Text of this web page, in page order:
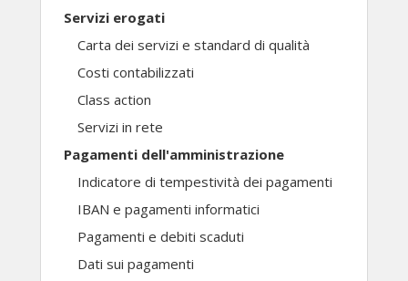
Servizi erogati
Carta dei servizi e standard di qualità
Costi contabilizzati
Class action
Servizi in rete
Pagamenti dell'amministrazione
Indicatore di tempestività dei pagamenti
IBAN e pagamenti informatici
Pagamenti e debiti scaduti
Dati sui pagamenti